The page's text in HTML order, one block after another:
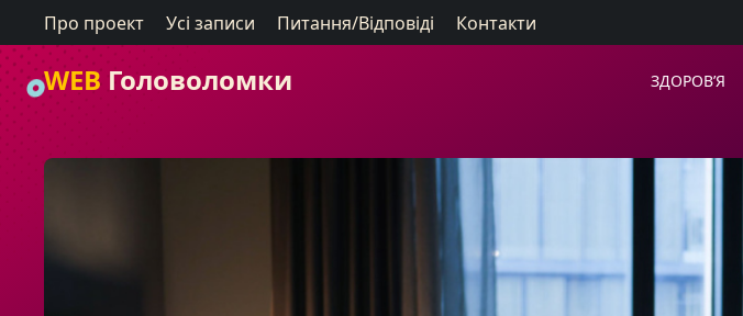
Про проект Усі записи Питання/Відповіді Контакти
WEB Головоломки ЗДОРОВ’Я